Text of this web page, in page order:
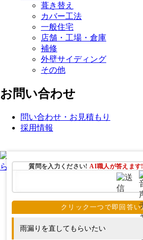
葺き替え
カバー工法
一般住宅
店舗・工場・倉庫
補修
外壁サイディング
その他
お問い合わせ
問い合わせ・お見積もり
採用情報
質問を入力ください! AI職人が答えます!
雨漏りを直してもらいたい